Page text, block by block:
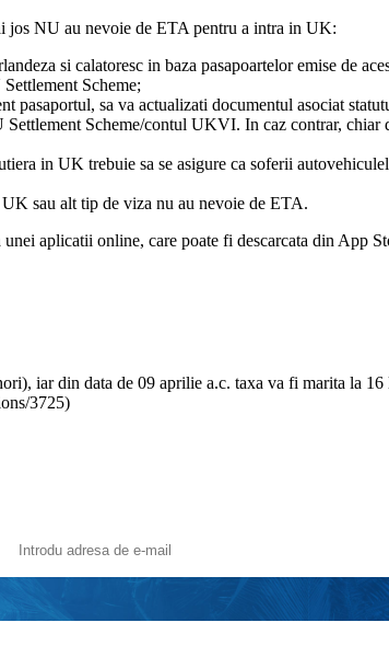
jos NU au nevoie de ETA pentru a intra in UK:
si calatoresc in baza pasapoartelor emise de
Scheme;
pasaportul, sa va actualizati documentul asociat
Scheme/contul UKVI. In caz contrar,
in UK trebuie sa se asigure ca soferii
sau alt tip de viza nu au nevoie de ETA.
aplicatii online, care poate fi descarcata din App
iar din data de 09 aprilie a.c. taxa va fi marita la
3725)